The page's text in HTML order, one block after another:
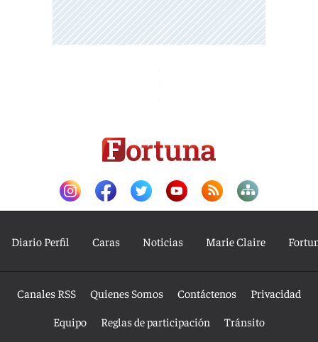
Diario Perfil Caras Noticias Marie Claire
Canales RSS Quienes Somos Contáctenos
Privacidad
Equipo
Reglas de participación Tránsito